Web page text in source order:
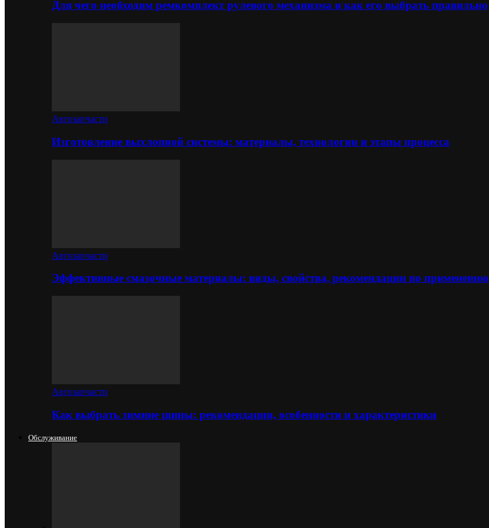
Для чего необходим ремкомплект рулевого механизма и как его выбрать правильно
Автозапчасти
Изготовление выхлопной системы: материалы, технологии и этапы процесса
Автозапчасти
Эффективные смазочные материалы: виды, свойства, рекомендации по применению
Автозапчасти
Как выбрать зимние шины: рекомендации, особенности и характеристики
Обслуживание